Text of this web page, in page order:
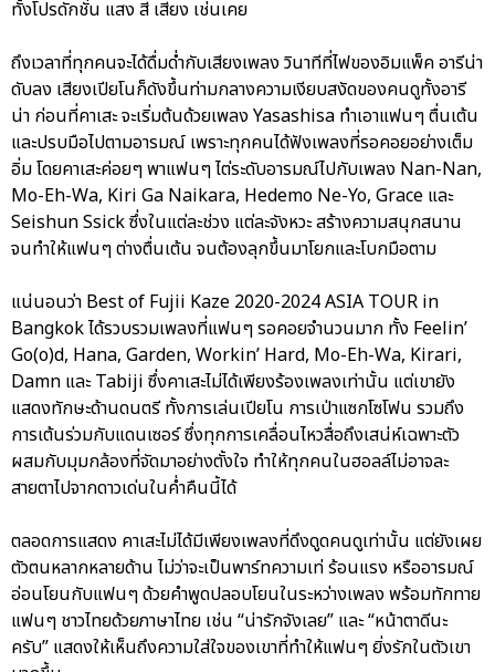
ทั้งโปรดักชั่น แสง สี เสียง เช่นเคย
ถึงเวลาที่ทุกคนจะได้ดื่มด่ำกับเสียงเพลง วินาทีที่ไฟของอิมแพ็ค อารีน่า
ดับลง เสียงเปียโนก็ดังขึ้นท่ามกลางความเงียบสงัดของคนดูทั้งอารี
น่า ก่อนที่คาเสะ จะเริ่มต้นด้วยเพลง Yasashisa ทำเอาแฟนๆ ตื่นเต้น
และปรบมือไปตามอารมณ์ เพราะทุกคนได้ฟังเพลงที่รอคอยอย่างเต็ม
อิ่ม โดยคาเสะค่อยๆ พาแฟนๆ ไต่ระดับอารมณ์ไปกับเพลง Nan-Nan,
Mo-Eh-Wa, Kiri Ga Naikara, Hedemo Ne-Yo, Grace และ
Seishun Ssick ซึ่งในแต่ละช่วง แต่ละจังหวะ สร้างความสนุกสนาน
จนทำให้แฟนๆ ต่างตื่นเต้น จนต้องลุกขึ้นมาโยกและโบกมือตาม
แน่นอนว่า Best of Fujii Kaze 2020-2024 ASIA TOUR in
Bangkok ได้รวบรวมเพลงที่แฟนๆ รอคอยจำนวนมาก ทั้ง Feelin’
Go(o)d, Hana, Garden, Workin’ Hard, Mo-Eh-Wa, Kirari,
Damn และ Tabiji ซึ่งคาเสะไม่ได้เพียงร้องเพลงเท่านั้น แต่เขายัง
แสดงทักษะด้านดนตรี ทั้งการเล่นเปียโน การเป่าแซกโซโฟน รวมถึง
การเต้นร่วมกับแดนเซอร์ ซึ่งทุกการเคลื่อนไหวสื่อถึงเสน่ห์เฉพาะตัว
ผสมกับมุมกล้องที่จัดมาอย่างตั้งใจ ทำให้ทุกคนในฮอลล์ไม่อาจละ
สายตาไปจากดาวเด่นในค่ำคืนนี้ได้
ตลอดการแสดง คาเสะไม่ได้มีเพียงเพลงที่ดึงดูดคนดูเท่านั้น แต่ยังเผย
ตัวตนหลากหลายด้าน ไม่ว่าจะเป็นพาร์ทความเท่ ร้อนแรง หรืออารมณ์
อ่อนโยนกับแฟนๆ ด้วยคำพูดปลอบโยนในระหว่างเพลง พร้อมทักทาย
แฟนๆ ชาวไทยด้วยภาษาไทย เช่น “น่ารักจังเลย” และ “หน้าตาดีนะ
ครับ” แสดงให้เห็นถึงความใส่ใจของเขาที่ทำให้แฟนๆ ยิ่งรักในตัวเขา